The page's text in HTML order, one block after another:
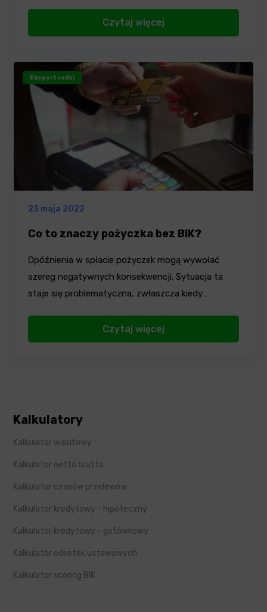
Czytaj więcej
Ekspert radzi
23 maja 2022
Co to znaczy pożyczka bez BIK?
Opóźnienia w spłacie pożyczek mogą wywołać
szereg negatywnych konsekwencji. Sytuacja ta
staje się problematyczna, zwłaszcza kiedy…
Czytaj więcej
Kalkulatory
Kalkulator walutowy
Kalkulator netto brutto
Kalkulator czasów przelewów
Kalkulator kredytowy - hipoteczny
Kalkulator kredytowy - gotówkowy
Kalkulator odsetek ustawowych
Kalkulator scoring BIK